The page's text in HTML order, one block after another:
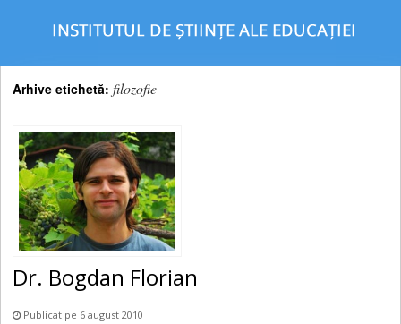
Arhive etichetă:filozofie
Dr. Bogdan Florian
Publicat pe 6 august 2010